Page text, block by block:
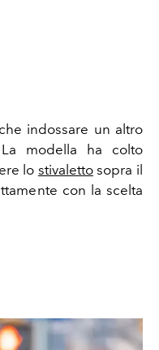
indossare un altro
modella ha colto
lo stivalettosopra il
con la scelta